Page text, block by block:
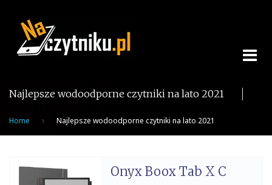
content
Najlepsze wodoodporne czytniki na lato 2021
Home Najlepsze wodoodporne czytniki na lato 2021
Onyx Boox Tab X C